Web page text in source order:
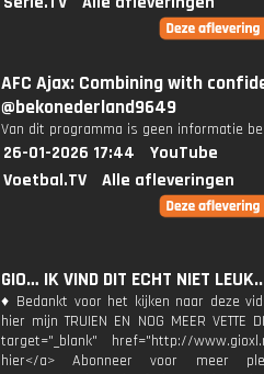
AFC Ajax: Combining with
@bekonederland9649
Van dit programma is geen informatie
26-01-2026 17:44
YouTube
Voetbal.TV
Alle afleveringen
GIO… IK VIND DIT ECHT NIET
♦ Bedankt voor het kijken naar deze
hier mijn TRUIEN EN NOG MEER VETTE
target="_blank" href="http://
hier</a> Abonneer voor meer